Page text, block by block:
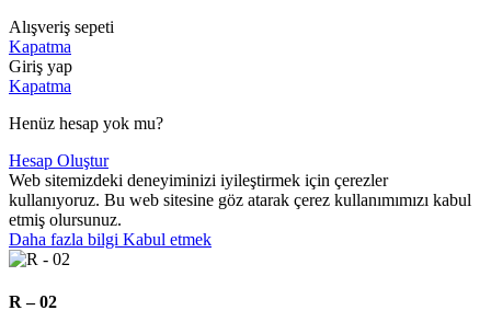
Alışveriş sepeti
Kapatma
Giriş yap
Kapatma
Henüz hesap yok mu?
Hesap Oluştur
Web sitemizdeki deneyiminizi iyileştirmek için çerezler
kullanıyoruz. Bu web sitesine göz atarak çerez kullanımımızı kabul
etmiş olursunuz.
Daha fazla bilgi Daha
Kabul etmek
R – 02